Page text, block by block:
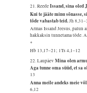
21. ReedeIssand, sina oled
Kui te jääte minu sõnasse,
tõde vabastab teid.Jh
Armas Issand Jeesus, palun
hakkaksin tunnetama tõde.
*
Hb 13,17–21; 1Ts 4,1–12
22. LaupäevMina olen
Aga tunne oma süüd, et sa
13
Anna meile andeks meie
6,12